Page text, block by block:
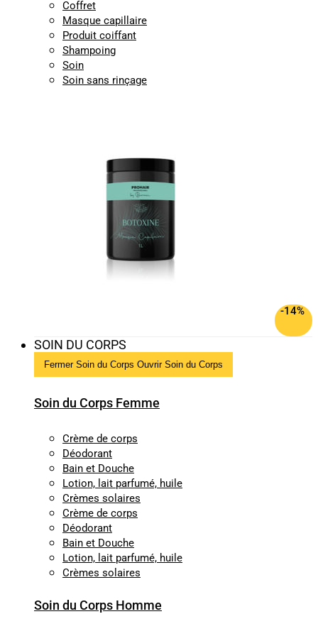
Coffret
Masque capillaire
Produit coiffant
Shampoing
Soin
Soin sans rinçage
-14%
SOIN DU CORPS
Fermer Soin du Corps Ouvrir Soin du Corps
Soin du Corps Femme
Crème de corps
Déodorant
Bain et Douche
Lotion, lait parfumé, huile
Crèmes solaires
Crème de corps
Déodorant
Bain et Douche
Lotion, lait parfumé, huile
Crèmes solaires
Soin du Corps Homme